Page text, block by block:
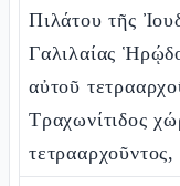
Πιλάτου τῆς
Γαλιλαίας
αὐτοῦ
Τραχωνίτιδος
τετρααρχοῦντος,